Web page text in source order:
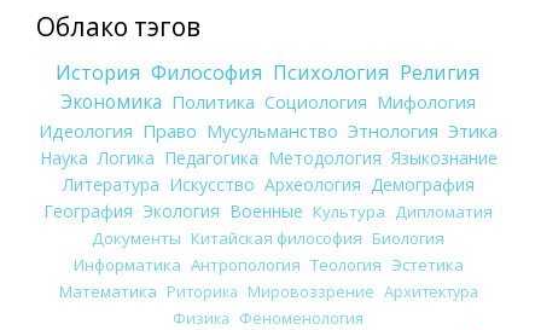
Облако тэгов
История Философия Психология Религия
Экономика Политика Социология Мифология
Идеология Право Мусульманство Этнология Этика
Наука Логика Педагогика Методология Языкознание
Литература Искусство Археология Демография
География Экология Военные Культура
Дипломатия
Документы Китайская философия Биология
Информатика Антропология Теология Эстетика
Математика Риторика Мировоззрение Архитектура
Физика Феноменология